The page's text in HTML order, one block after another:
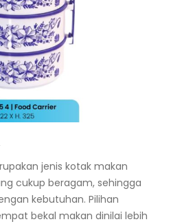
jenis kotak makan
cukup beragam, sehingga
kebutuhan. Pilihan
bekal makan dinilai lebih